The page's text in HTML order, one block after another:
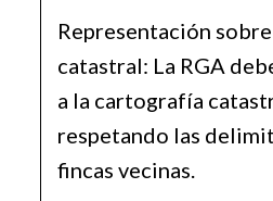
Representación
catastral: La RGA
a la cartografía
respetando las
fincas vecinas.